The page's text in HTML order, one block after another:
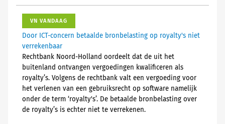
VN VANDAAG
Door ICT-concern betaalde bronbelasting op royalty's niet
verrekenbaar
Rechtbank Noord-Holland oordeelt dat de uit het
buitenland ontvangen vergoedingen kwalificeren als
royalty’s. Volgens de rechtbank valt een vergoeding voor
het verlenen van een gebruiksrecht op software namelijk
onder de term ‘royalty's’. De betaalde bronbelasting over
de royalty’s is echter niet te verrekenen.